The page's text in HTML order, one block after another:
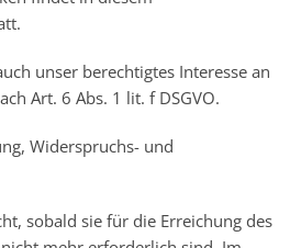
unser berechtigtes Interesse an
Art. 6 Abs. 1 lit. f DSGVO.
Widerspruchs- und
sobald sie für die Erreichung des